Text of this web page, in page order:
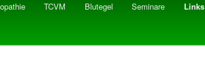
TCVM Blutegel Seminare Links